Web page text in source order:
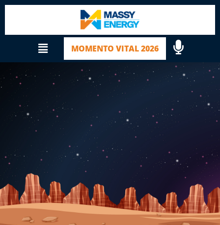
MOMENTO VITAL 2026